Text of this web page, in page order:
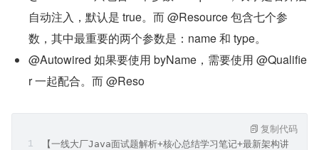
自动注入，默认是 true。而 @Resource 包含七个参
数，其中最重要的两个参数是：name 和 type。
@Autowired 如果要使用 byName，需要使用 @Qualifie
r 一起配合。而 @Reso
【一线大厂Java面试题解析+核心总结学习笔记+最新架构讲解视
复制代码